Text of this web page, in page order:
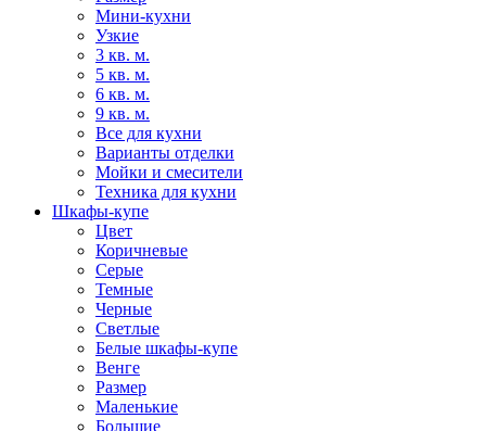
Мини-кухни
Узкие
3 кв. м.
5 кв. м.
6 кв. м.
9 кв. м.
Все для кухни
Варианты отделки
Мойки и смесители
Техника для кухни
Шкафы-купе
Цвет
Коричневые
Серые
Темные
Черные
Светлые
Белые шкафы-купе
Венге
Размер
Маленькие
Большие